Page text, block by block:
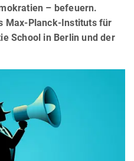
– befeuern.
Max-Planck-Instituts für
School in Berlin und der